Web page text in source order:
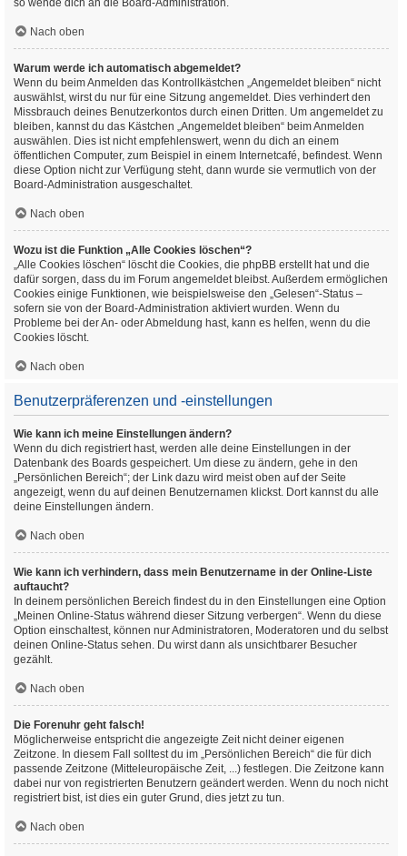
so wende dich an die Board-Administration.
Nach oben
Warum werde ich automatisch abgemeldet?
Wenn du beim Anmelden das Kontrollkästchen „Angemeldet bleiben“ nicht
auswählst, wirst du nur für eine Sitzung angemeldet. Dies verhindert den
Missbrauch deines Benutzerkontos durch einen Dritten. Um angemeldet zu
bleiben, kannst du das Kästchen „Angemeldet bleiben“ beim Anmelden
auswählen. Dies ist nicht empfehlenswert, wenn du dich an einem
öffentlichen Computer, zum Beispiel in einem Internetcafé, befindest. Wenn
diese Option nicht zur Verfügung steht, dann wurde sie vermutlich von der
Board-Administration ausgeschaltet.
Nach oben
Wozu ist die Funktion „Alle Cookies löschen“?
„Alle Cookies löschen“ löscht die Cookies, die phpBB erstellt hat und die
dafür sorgen, dass du im Forum angemeldet bleibst. Außerdem ermöglichen
Cookies einige Funktionen, wie beispielsweise den „Gelesen“-Status –
sofern sie von der Board-Administration aktiviert wurden. Wenn du
Probleme bei der An- oder Abmeldung hast, kann es helfen, wenn du die
Cookies löscht.
Nach oben
Benutzerpräferenzen und -einstellungen
Wie kann ich meine Einstellungen ändern?
Wenn du dich registriert hast, werden alle deine Einstellungen in der
Datenbank des Boards gespeichert. Um diese zu ändern, gehe in den
„Persönlichen Bereich“; der Link dazu wird meist oben auf der Seite
angezeigt, wenn du auf deinen Benutzernamen klickst. Dort kannst du alle
deine Einstellungen ändern.
Nach oben
Wie kann ich verhindern, dass mein Benutzername in der Online-Liste
auftaucht?
In deinem persönlichen Bereich findest du in den Einstellungen eine Option
„Meinen Online-Status während dieser Sitzung verbergen“. Wenn du diese
Option einschaltest, können nur Administratoren, Moderatoren und du selbst
deinen Online-Status sehen. Du wirst dann als unsichtbarer Besucher
gezählt.
Nach oben
Die Forenuhr geht falsch!
Möglicherweise entspricht die angezeigte Zeit nicht deiner eigenen
Zeitzone. In diesem Fall solltest du im „Persönlichen Bereich“ die für dich
passende Zeitzone (Mitteleuropäische Zeit, ...) festlegen. Die Zeitzone kann
dabei nur von registrierten Benutzern geändert werden. Wenn du noch nicht
registriert bist, ist dies ein guter Grund, dies jetzt zu tun.
Nach oben